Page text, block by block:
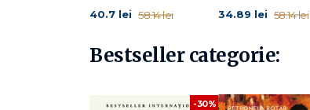
11. Process Com… sau cum să le spui „te iubesc!"
13. Gestionarea stresului şi întrebările existenţiale
40.7 lei 58.14 lei 34.89 lei 58.14 lei
Bestseller categorie:
-30%